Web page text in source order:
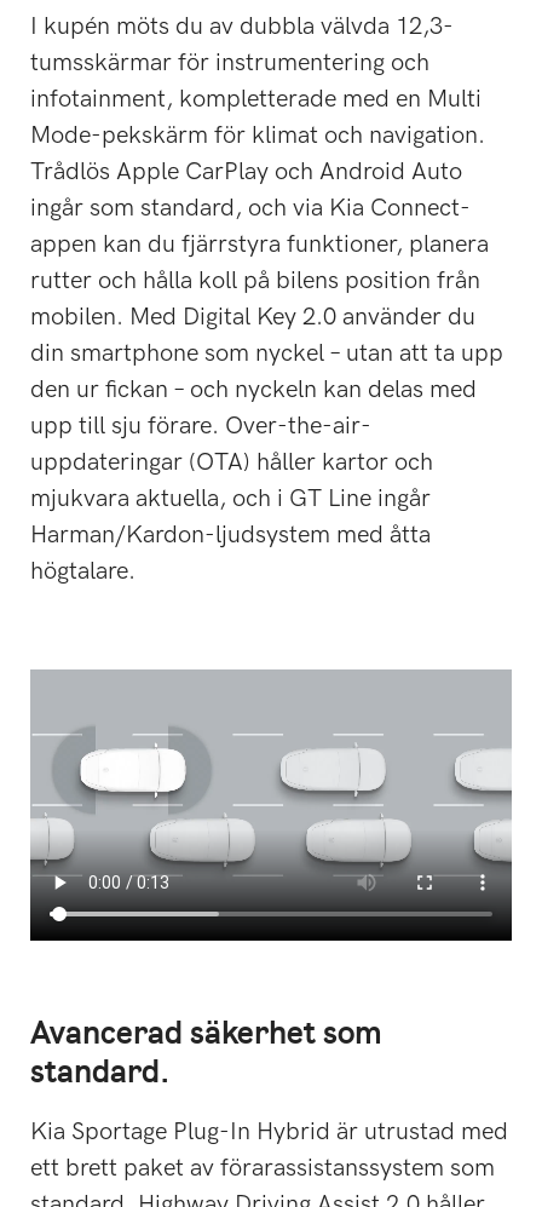
I kupén möts du av dubbla välvda 12,3-
tumsskärmar för instrumentering och
infotainment, kompletterade med en Multi
Mode-pekskärm för klimat och navigation.
Trådlös Apple CarPlay och Android Auto
ingår som standard, och via Kia Connect-
appen kan du fjärrstyra funktioner, planera
rutter och hålla koll på bilens position från
mobilen. Med Digital Key 2.0 använder du
din smartphone som nyckel – utan att ta upp
den ur fickan – och nyckeln kan delas med
upp till sju förare. Over-the-air-
uppdateringar (OTA) håller kartor och
mjukvara aktuella, och i GT Line ingår
Harman/Kardon-ljudsystem med åtta
högtalare.
Avancerad säkerhet som
standard.
Kia Sportage Plug-In Hybrid är utrustad med
ett brett paket av förarassistanssystem som